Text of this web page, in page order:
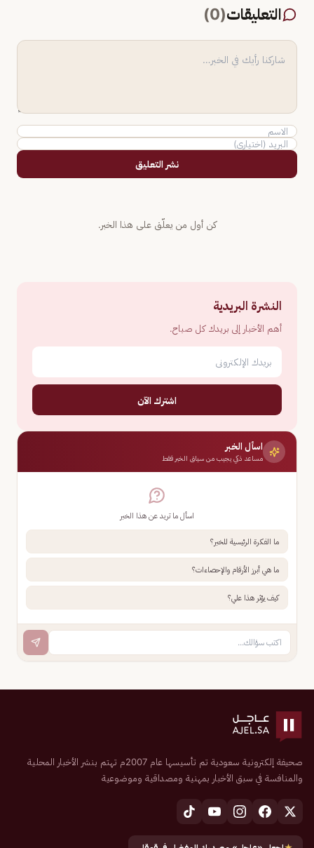
التعليقات(
0
)
نشر التعليق
كن أول من يعلّق على هذا الخبر.
النشرة البريدية
أهم الأخبار إلى بريدك كل صباح.
اشترك الآن
اسأل الخبر
مساعد ذكي يجيب من سياق الخبر فقط
اسأل ما تريد عن هذا الخبر
ما الفكرة الرئيسية للخبر؟
ما هي أبرز الأرقام والإحصاءات؟
كيف يؤثر هذا علي؟
صحيفة إلكترونية سعودية تم تأسيسها عام 2007م تهتم بنشر الأخبار المحلية
والمنافسة في سبق الأخبار بمهنية ومصداقية وموضوعية